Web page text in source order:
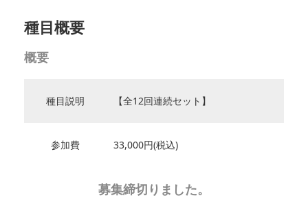
種目概要
概要
種目説明 【全12回連続セット】
参加費 33,000円(税込)
募集締切りました。